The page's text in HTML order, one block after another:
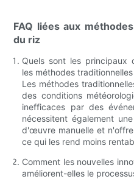
FAQ liées aux
du riz
Quels sont les principaux
les méthodes
Les méthodes
des conditions
inefficaces par des
nécessitent également
d'œuvre manuelle et
ce qui les rend moins
Comment les nouvelles
améliorent-elles le